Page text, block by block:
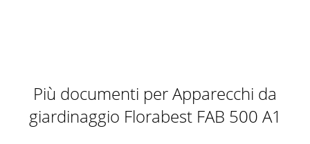
Più documenti per Apparecchi da
giardinaggio Florabest FAB 500 A1